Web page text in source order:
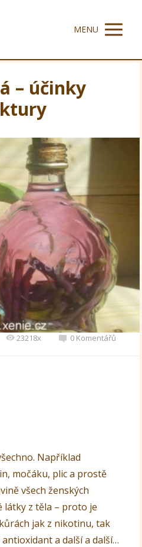
MENU
– účinky
23218x 0 Komentářů
Například
močáku, plic a prostě
všech ženských
látky z těla – proto je
jak z nikotinu, tak
a další a další…